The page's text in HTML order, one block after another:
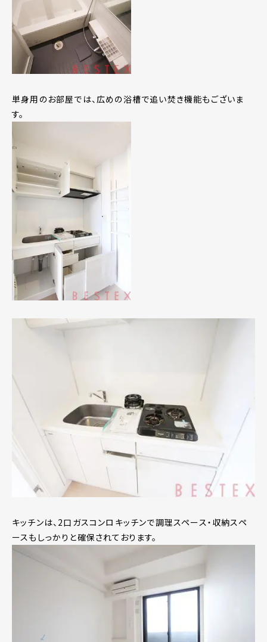
単身用のお部屋では、広めの浴槽で追い焚き機能もございま
す。
キッチンは、2口ガスコンロキッチンで調理スペース・収納スペ
ースもしっかりと確保されております。